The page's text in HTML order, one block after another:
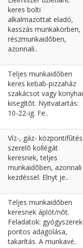
keres bolti
alkalmazottat eladó,
kasszás munkakörben,
részmunkaidõben,
azonnali..
Teljes munkaidõben
keres kebab-pizzaház
szakácsot vagy konyhai
kisegítõt. Nyitvatartás:
10-22-ig. Fe..
Víz-, gáz- központifûtés
szerelõ kollégát
keresnek, teljes
munkaidõben, azonnali
kezdéssel. Elnyt je..
Teljes munkaidõben
keresnek áplót/nõt.
Feladatok: gyógyszerek
pontos adagolása,
takarítás. A munkavé..